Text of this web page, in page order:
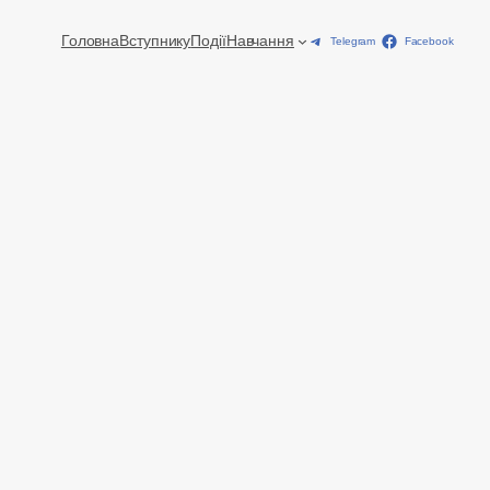
ГоловнаВступникуПодіїНавчання Telegram Facebook